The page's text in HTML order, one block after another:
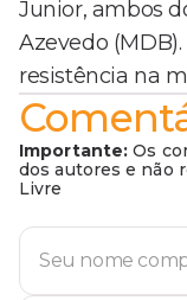
Junior, ambos
Azevedo
resistência na
Importante: Os
dos autores e não
Livre